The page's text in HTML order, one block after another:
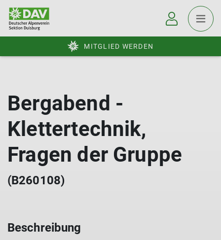
MITGLIED WERDEN
Bergabend -
Klettertechnik,
Fragen der Gruppe
(B260108)
Beschreibung